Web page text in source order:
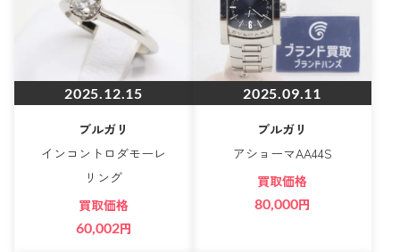
2025.12.15
ブルガリ
インコントロダモーレ
リング
買取価格
60,002円
2025.09.11
ブルガリ
アショーマAA44S
買取価格
80,000円